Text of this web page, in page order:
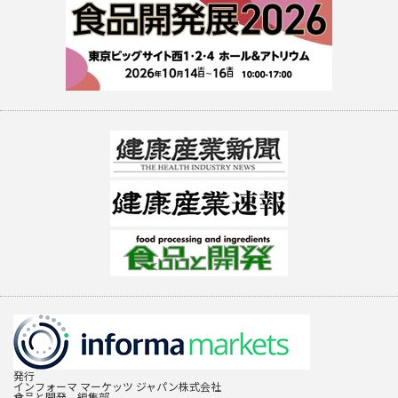
発行
インフォーマ マーケッツ ジャパン株式会社